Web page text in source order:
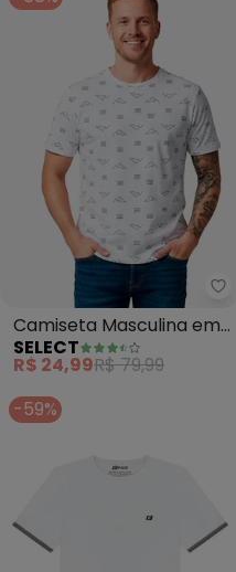
Camiseta Masculina em
Meia Malha (Branco)
SELECT
R$ 24,99R$ 79,99
-59%